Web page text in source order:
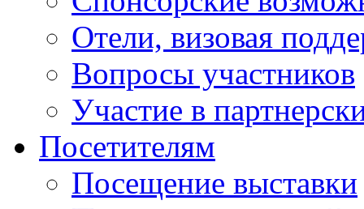
Отели, визовая
Вопросы участников
Участие в
Посетителям
Посещение выставки